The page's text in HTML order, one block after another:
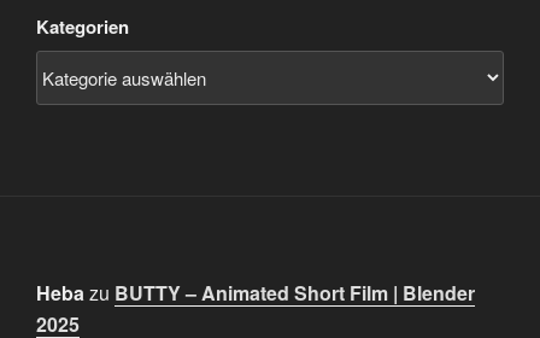
Kategorien
Hebazu BUTTY – Animated Short Film | Blender
2025